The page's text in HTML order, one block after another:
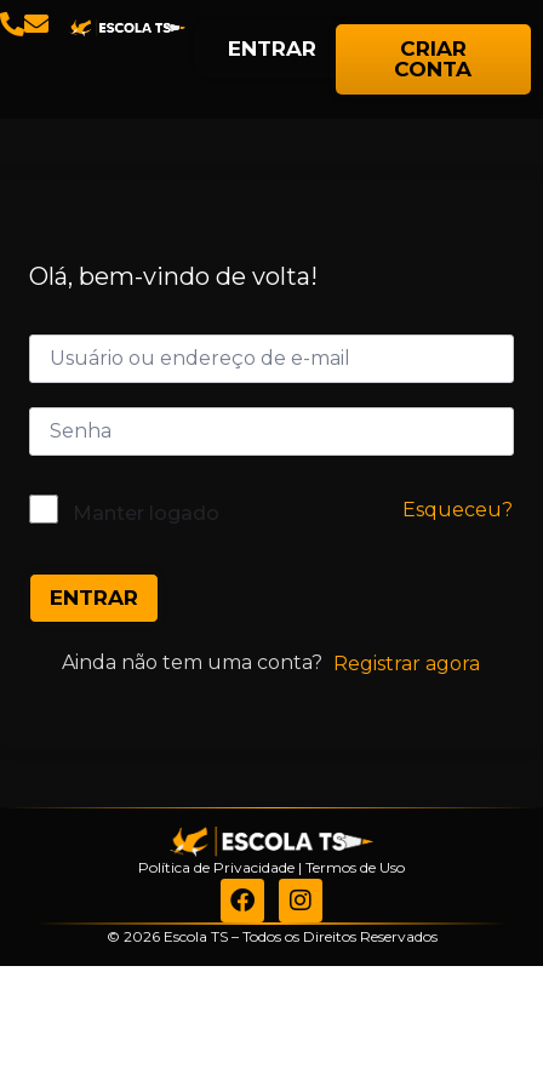
ENTRAR
CRIAR
CONTA
Olá, bem-vindo de volta!
Manter logado Esqueceu?
ENTRAR
Ainda não tem uma conta? Registrar agora
Política de Privacidade | Termos de Uso
© 2026 Escola TS – Todos os Direitos Reservados